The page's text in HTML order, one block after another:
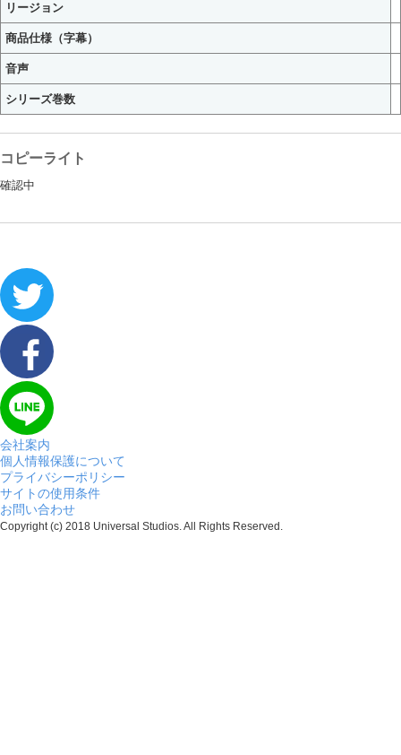
リージョン
商品仕様（字幕）
音声
シリーズ巻数
コピーライト
確認中
会社案内
個人情報保護について
プライバシーポリシー
サイトの使用条件
お問い合わせ
Copyright (c) 2018 Universal Studios. All Rights Reserved.